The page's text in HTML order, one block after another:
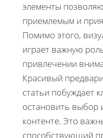
элементы
приемлемым и
Помимо этого,
играет важную
привлечении
Красивый
статьи побуждает
остановить
контенте. Это
способствующий